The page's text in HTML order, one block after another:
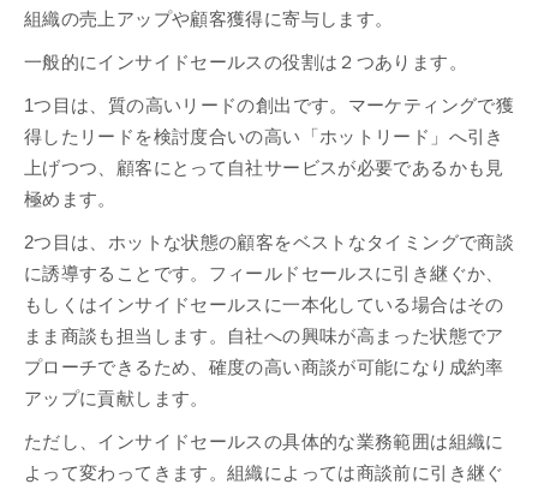
組織の売上アップや顧客獲得に寄与します。
一般的にインサイドセールスの役割は２つあります。
1つ目は、質の高いリードの創出です。マーケティングで獲
得したリードを検討度合いの高い「ホットリード」へ引き
上げつつ、顧客にとって自社サービスが必要であるかも見
極めます。
2つ目は、ホットな状態の顧客をベストなタイミングで商談
に誘導することです。フィールドセールスに引き継ぐか、
もしくはインサイドセールスに一本化している場合はその
まま商談も担当します。自社への興味が高まった状態でア
プローチできるため、確度の高い商談が可能になり成約率
アップに貢献します。
ただし、インサイドセールスの具体的な業務範囲は組織に
よって変わってきます。組織によっては商談前に引き継ぐ